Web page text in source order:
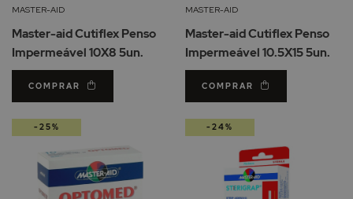
Lista
Desejos
MASTER-AID
Master-aid Cutiflex Penso
Impermeável 10X8 5un.
COMPRAR
MASTER-AID
Master-aid Cutiflex Penso
Impermeável 10.5X15 5un.
COMPRAR
-25% -24%